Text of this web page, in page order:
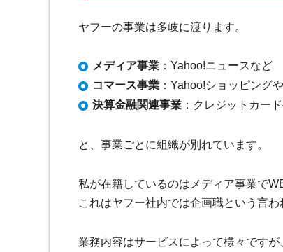
ヤフーの事業は多岐に渡ります。
メディア事業 ：Yahoo!ニュースなど
コマース事業 ：Yahoo!ショッピング
決算金融関連事業 ：クレジットカー
と、事業ごとに組織が別れています。
私が在籍しているのはメディア事業で
これはヤフー社内では企画職という言わ
業務内容はサービスによって様々ですが